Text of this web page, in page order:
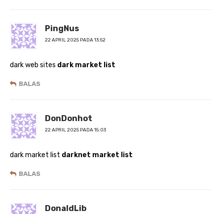
PingNus
22 APRIL 2025 PADA 13:52
dark web sites dark market list
BALAS
DonDonhot
22 APRIL 2025 PADA 15:03
dark market list darknet market list
BALAS
DonaldLib